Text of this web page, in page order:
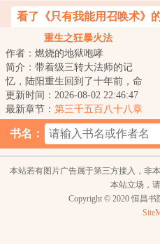
看了《只有我能用召唤术》
重生之狂暴火法
作者：燃烧的地狱咆哮
简介：带着级三转大法师的记
忆，陆阳重生回到了十年前，命
运跟他开了一个玩笑，曾经失去
过的，被夺走的，...
更新时间：2026-08-02 22:46:47
最新章节： 第三千五百八十八章
书名：
本站若有图片广告属于第三方接入，非
本站立场，
Copyright © 2020 恒昌书